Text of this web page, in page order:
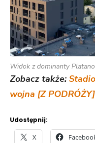
Widok z dominanty
Zobacz także:
wojna [Z PODRÓŻY]
Udostępnij:
X